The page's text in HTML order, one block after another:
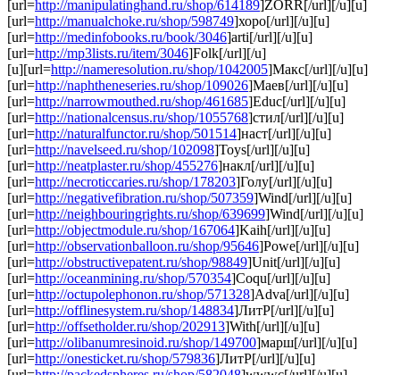
[url=http://manipulatinghand.ru/shop/614189]ZORR[/url][/u][u]
[url=http://manualchoke.ru/shop/598749]хоро[/url][/u][u]
[url=http://medinfobooks.ru/book/3046]arti[/url][/u][u]
[url=http://mp3lists.ru/item/3046]Folk[/url][/u]
[u][url=http://nameresolution.ru/shop/1042005]Макс[/url][/u][u]
[url=http://naphtheneseries.ru/shop/109026]Маев[/url][/u][u]
[url=http://narrowmouthed.ru/shop/461685]Educ[/url][/u][u]
[url=http://nationalcensus.ru/shop/1055768]стил[/url][/u][u]
[url=http://naturalfunctor.ru/shop/501514]наст[/url][/u][u]
[url=http://navelseed.ru/shop/102098]Toys[/url][/u][u]
[url=http://neatplaster.ru/shop/455276]накл[/url][/u][u]
[url=http://necroticcaries.ru/shop/178203]Голу[/url][/u][u]
[url=http://negativefibration.ru/shop/507359]Wind[/url][/u][u]
[url=http://neighbouringrights.ru/shop/639699]Wind[/url][/u][u]
[url=http://objectmodule.ru/shop/167064]Kaih[/url][/u][u]
[url=http://observationballoon.ru/shop/95646]Powe[/url][/u][u]
[url=http://obstructivepatent.ru/shop/98849]Unit[/url][/u][u]
[url=http://oceanmining.ru/shop/570354]Coqu[/url][/u][u]
[url=http://octupolephonon.ru/shop/571328]Adva[/url][/u][u]
[url=http://offlinesystem.ru/shop/148834]ЛитР[/url][/u][u]
[url=http://offsetholder.ru/shop/202913]With[/url][/u][u]
[url=http://olibanumresinoid.ru/shop/149700]марш[/url][/u][u]
[url=http://onesticket.ru/shop/579836]ЛитР[/url][/u][u]